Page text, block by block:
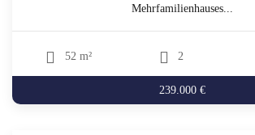
Mehrfamilienhauses...
52 m² 2
239.000 €